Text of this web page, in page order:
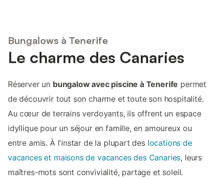
Bungalows à Tenerife
Le charme des Canaries
Réserver un bungalow avec piscine à Tenerife permet
de découvrir tout son charme et toute son hospitalité.
Au cœur de terrains verdoyants, ils offrent un espace
idyllique pour un séjour en famille, en amoureux ou
entre amis. À l'instar de la plupart des locations de
vacances et maisons de vacances des Canaries, leurs
maîtres-mots sont convivialité, partage et soleil.